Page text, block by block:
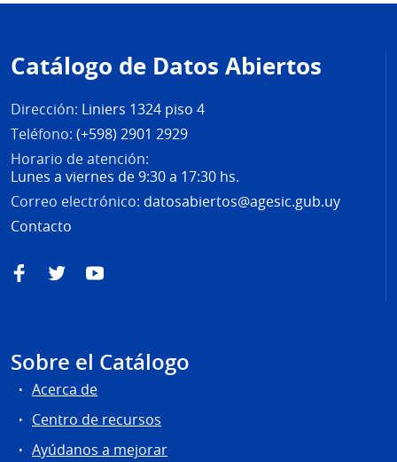
de
página
Catálogo de Datos Abiertos
Dirección: Liniers 1324 piso 4
Teléfono: (+598) 2901 2929
Horario de atención:
Lunes a viernes de 9:30 a 17:30 hs.
Correo electrónico: datosabiertos@agesic.gub.uy
Contacto
FacebookTwitterYouTube
Sobre el Catálogo
Acerca de
Centro de recursos
Ayúdanos a mejorar